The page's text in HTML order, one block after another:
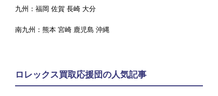
九州：福岡 佐賀 長崎 大分
南九州：熊本 宮崎 鹿児島 沖縄
ロレックス買取応援団の人気記事